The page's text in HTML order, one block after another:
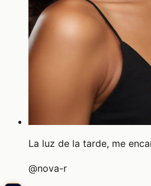
La luz de la tarde, me
@nova-r